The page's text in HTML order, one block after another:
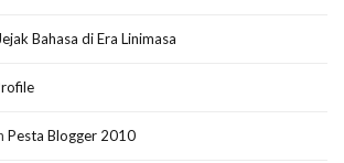
Jejak Bahasa di Era Linimasa
Pesta Blogger 2010